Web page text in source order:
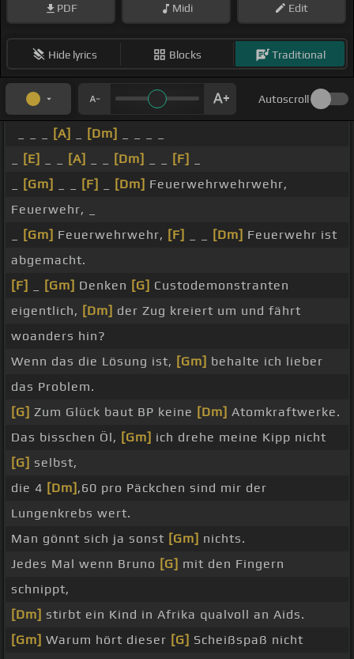
PDF Midi Edit
Hide lyrics Blocks Traditional
Autoscroll
[A] [Dm]
[E] [A] [Dm] [F]
[Gm] [F] [Dm] Feuerwehrwehrwehr,
Feuerwehr, _
[Gm] Feuerwehrwehr, [F] [Dm] Feuerwehr ist
abgemacht.
[F]
[Gm] Denken [G] Custodemonstranten
eigentlich, [Dm] der Zug kreiert um und fährt
woanders hin?
Wenn das die Lösung ist, [Gm] behalte ich lieber
das Problem.
[G] Zum Glück baut BP keine [Dm] Atomkraftwerke.
Das bisschen Öl, [Gm] ich drehe meine Kipp nicht
[G] selbst,
die 4 [Dm] ,60 pro Päckchen sind mir der
Lungenkrebs wert.
Man gönnt sich ja sonst [Gm] nichts.
Jedes Mal wenn Bruno [G] mit den Fingern
schnippt,
[Dm] stirbt ein Kind in Afrika qualvoll an Aids.
[Gm] Warum hört dieser [G] Scheißspaß nicht